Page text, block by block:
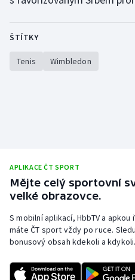
ŠTÍTKY
Tenis Wimbledon
APLIKACE ČT SPORT
Mějte celý sportovní
velké obrazovce.
S mobilní aplikací, HbbTV a
máte ČT sport vždy po ruce.
bonusový obsah kdekoli a kdykoli.